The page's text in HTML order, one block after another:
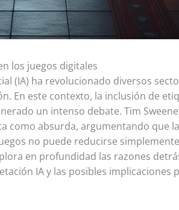
los juegos digitales
(IA) ha revolucionado diversos
En este contexto, la inclusión de
un intenso debate. Tim
como absurda, argumentando que
no puede reducirse
en profundidad las razones
IA y las posibles implicaciones